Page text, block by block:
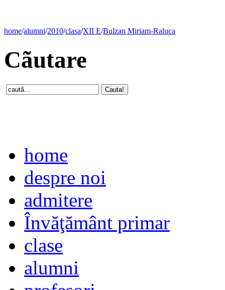
home/alumni/2010/clasa/XII E/Bulzan Miriam-Raluca
Cãutare
home
despre noi
admitere
Învăţământ primar
clase
alumni